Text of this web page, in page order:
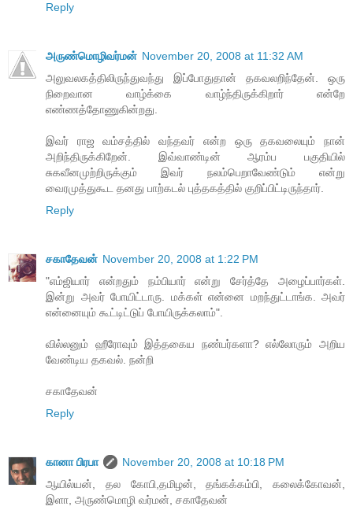
Reply
அருண்மொழிவர்மன் November 20, 2008 at 11:32 AM
அலுவலகத்திலிருந்துவந்து இப்போதுதான் தகவலறிந்தேன். ஒரு
நிறைவான வாழ்க்கை வாழ்ந்திருக்கிறார் என்றே
எண்ணத்தோணுகின்றது.
இவர் ராஜ வம்சத்தில் வந்தவர் என்ற ஒரு தகவலையும் நான்
அறிந்திருக்கிறேன். இவ்வாண்டின் ஆரம்ப பகுதியில்
சுகவீனமுற்றிருக்கும் இவர் நலம்பெறாவேண்டும் என்று
வைரமுத்துகூட தனது பாற்கடல் புத்தகத்தில் குறிப்பிட்டிருந்தார்.
Reply
சகாதேவன் November 20, 2008 at 1:22 PM
"எம்ஜியார் என்றதும் நம்பியார் என்று சேர்த்தே அழைப்பார்கள்.
இன்று அவர் போயிட்டாரு. மக்கள் என்னை மறந்துட்டாங்க. அவர்
என்னையும் கூட்டிட்டுப் போயிருக்கலாம்".
வில்லனும் ஹீரோவும் இத்தகைய நண்பர்களா? எல்லோரும் அறிய
வேண்டிய தகவல். நன்றி
சகாதேவன்
Reply
கானா பிரபா
November 20, 2008 at 10:18 PM
ஆயில்யன், தல கோபி,தமிழன், தங்கக்கம்பி, கலைக்கோவன்,
இளா, அருண்மொழி வர்மன், சகாதேவன்